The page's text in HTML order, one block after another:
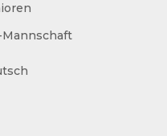
Mannschaft